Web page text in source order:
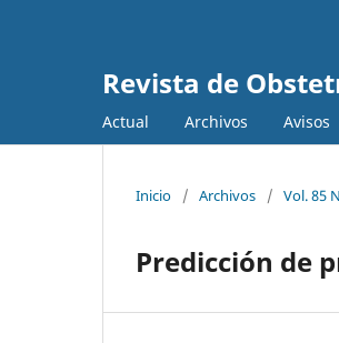
Revista de
Actual Archivos Avisos
Inicio / Archivos / Vol. 85
Predicción de